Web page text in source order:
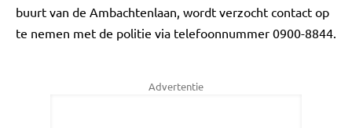
buurt van de Ambachtenlaan, wordt verzocht contact op
te nemen met de politie via telefoonnummer 0900-8844.
Advertentie